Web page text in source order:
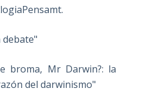
broma, Mr Darwin?: la
del darwinismo"